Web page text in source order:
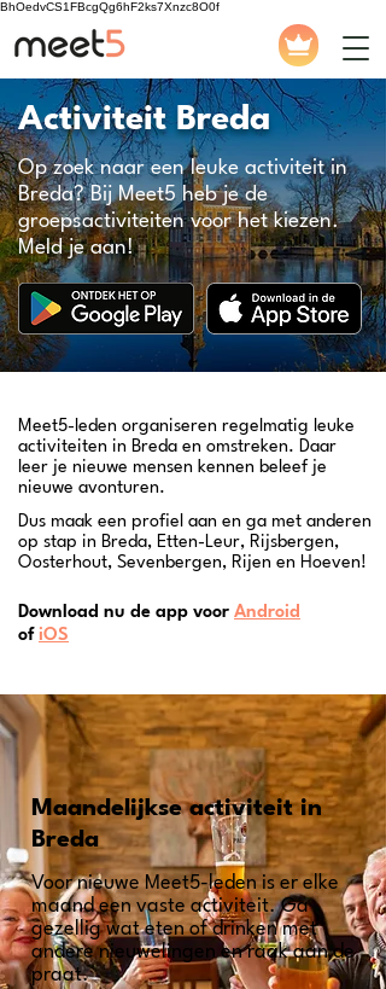
BhOedvCS1FBcgQg6hF2ks7Xnzc8O0f
Activiteit Breda
Op zoek naar een leuke activiteit in
Breda? Bij Meet5 heb je de
groepsactiviteiten voor het kiezen.
Meld je aan!
Meet5-leden organiseren regelmatig leuke
activiteiten in Breda en omstreken. Daar
leer je nieuwe mensen kennen beleef je
nieuwe avonturen.
Dus maak een profiel aan en ga met anderen
op stap in Breda, Etten-Leur, Rijsbergen,
Oosterhout, Sevenbergen, Rijen en Hoeven!
Download nu de app voor Android
of iOS
Maandelijkse activiteit in
Breda
Voor nieuwe Meet5-leden is er elke
maand een vaste activiteit. Ga
gezellig wat eten of drinken met
andere nieuwelingen en raak aan de
praat.